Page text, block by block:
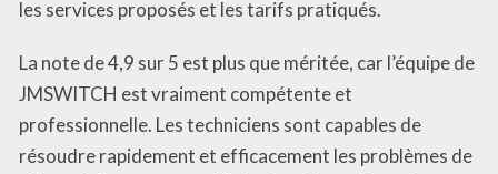
les services proposés et les tarifs pratiqués.
La note de 4,9 sur 5 est plus que méritée, car l’équipe de
JMSWITCH est vraiment compétente et
professionnelle. Les techniciens sont capables de
résoudre rapidement et efficacement les problèmes de